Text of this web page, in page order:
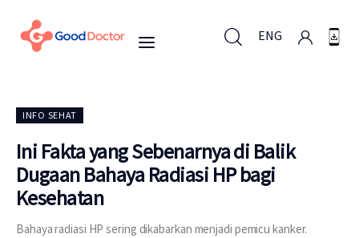
ENG
Untuk Bisnis
Untuk Anda
INFO SEHAT
Ini Fakta yang Sebenarnya di Balik
Dugaan Bahaya Radiasi HP bagi
Kesehatan
Bahaya radiasi HP sering dikabarkan menjadi pemicu kanker.